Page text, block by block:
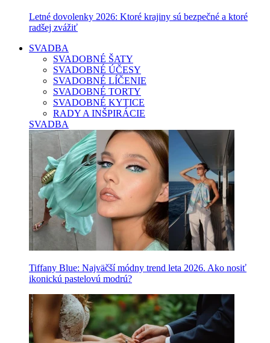
Letné dovolenky 2026: Ktoré krajiny sú bezpečné a ktoré
radšej zvážiť
SVADBA
SVADOBNÉ ŠATY
SVADOBNÉ ÚČESY
SVADOBNÉ LÍČENIE
SVADOBNÉ TORTY
SVADOBNÉ KYTICE
RADY A INŠPIRÁCIE
SVADBA
Tiffany Blue: Najväčší módny trend leta 2026. Ako nosiť
ikonickú pastelovú modrú?